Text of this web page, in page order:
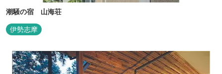
潮騒の宿 山海荘
伊勢志摩